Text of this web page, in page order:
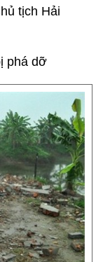
tịch Hải
phá dỡ